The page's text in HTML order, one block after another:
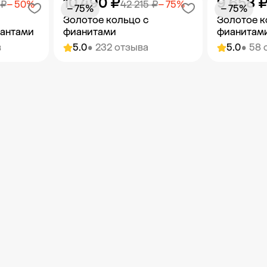
Добавить в корзину
− 50%
5.0• 232 отзыва
Золотое кольцо с
фианитами
42 215 ₽− 75%
− 75%
5.0• 58
Золотое
− 75%